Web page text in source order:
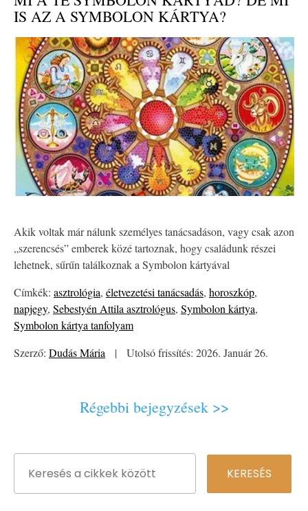
IS AZ A SYMBOLON KÁRTYA?
Akik voltak már nálunk személyes tanácsadáson, vagy csak azon
„szerencsés” emberek közé tartoznak, hogy családunk részei
lehetnek, sűrűn találkoznak a Symbolon kártyával
Címkék: asztrológia, életvezetési tanácsadás, horoszkóp,
napjegy, Sebestyén Attila asztrológus, Symbolon kártya,
Symbolon kártya tanfolyam
Szerző: Dudás Mária | Utolsó frissítés: 2026. Január 26.
Régebbi bejegyzések >>